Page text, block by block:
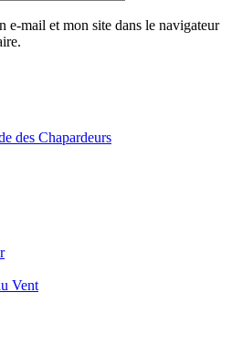
e-mail et mon site dans le navigateur
des Chapardeurs
Vent